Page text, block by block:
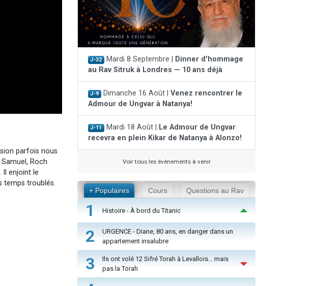
parfois nous
Roch
Il enjoint le
temps troublés.
J-32 Mardi 8 Septembre |
Dinner d'hommage
au Rav Sitruk à Londres — 10 ans déjà
J-9 Dimanche 16 Août | Venez rencontrer le
Admour de Ungvar à Natanya!
J-11 Mardi 18 Août |
Le Admour de Ungvar
recevra en plein Kikar de Natanya à Alonzo!
Voir tous les événements à venir
+ Populaires Cours Questions au Rav
1 Histoire - À bord du Titanic
2
URGENCE - Diane, 80 ans, en danger dans un
appartement insalubre
3
Ils ont volé 12 Sifré Torah à Levallois… mais
pas la Torah